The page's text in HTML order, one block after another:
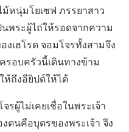
หนุ่มโยเซฟ ภรรยาสาว
พระผู้ไถ่ให้รอดจากความ
งเฮโรด จอมโจรทั้งสามจึง
รอบครัวนี้เดินทางข้าม
ห้ถึงอียิปต์ให้ได้
รผู้ไม่เคยเชื่อในพระเจ้า
ตนคือบุตรของพระเจ้า จึง